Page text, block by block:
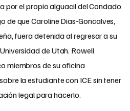
por el propio alguacil del Condado
de que Caroline Dias-Goncalves,
fuera detenida al regresar a su
de Utah. Rowell
miembros de su oficina
la estudiante con ICE sin tener
legal para hacerlo.